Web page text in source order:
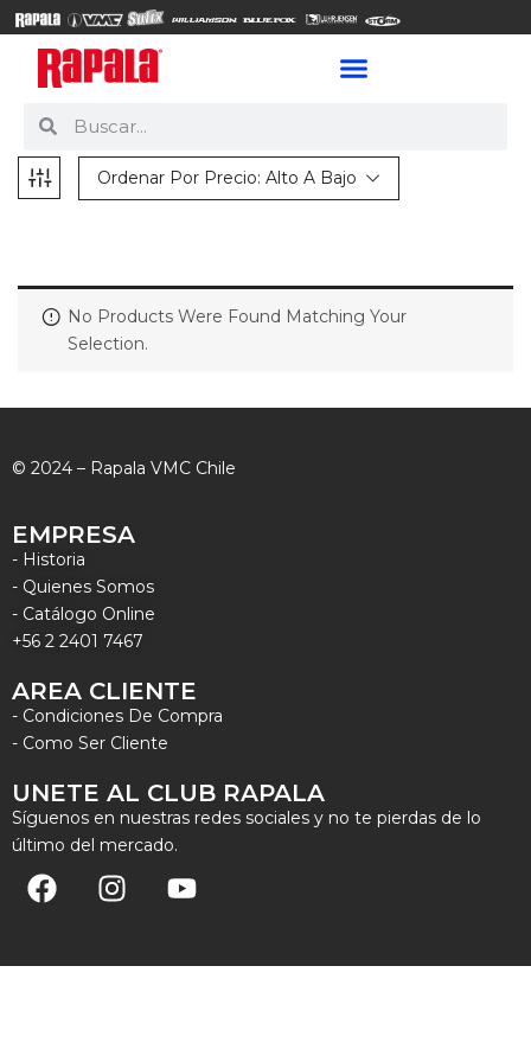
Ordenar Por Precio: Alto A Bajo
No Products Were Found Matching Your
Selection.
© 2024 – Rapala VMC Chile
EMPRESA
- Historia
- Quienes Somos
- Catálogo Online
+56 2 2401 7467
AREA CLIENTE
- Condiciones De Compra
- Como Ser Cliente
UNETE AL CLUB RAPALA
Síguenos en nuestras redes sociales y no te pierdas de lo
último del mercado.